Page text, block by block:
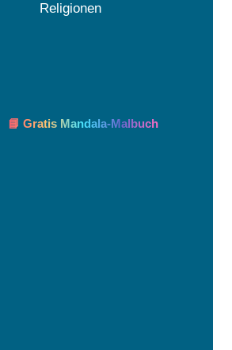
Religionen
📘 Gratis Mandala-Malbuch